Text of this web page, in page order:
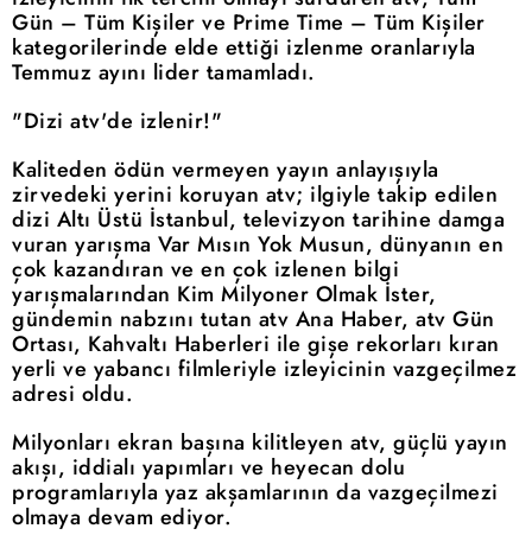
Gün – Tüm Kişiler ve Prime Time – Tüm Kişiler
kategorilerinde elde ettiği izlenme oranlarıyla
Temmuz ayını lider tamamladı.
"Dizi atv'de izlenir!"
Kaliteden ödün vermeyen yayın anlayışıyla
zirvedeki yerini koruyan atv; ilgiyle takip edilen
dizi Altı Üstü İstanbul, televizyon tarihine damga
vuran yarışma Var Mısın Yok Musun, dünyanın en
çok kazandıran ve en çok izlenen bilgi
yarışmalarından Kim Milyoner Olmak İster,
gündemin nabzını tutan atv Ana Haber, atv Gün
Ortası, Kahvaltı Haberleri ile gişe rekorları kıran
yerli ve yabancı filmleriyle izleyicinin vazgeçilmez
adresi oldu.
Milyonları ekran başına kilitleyen atv, güçlü yayın
akışı, iddialı yapımları ve heyecan dolu
programlarıyla yaz akşamlarının da vazgeçilmezi
olmaya devam ediyor.